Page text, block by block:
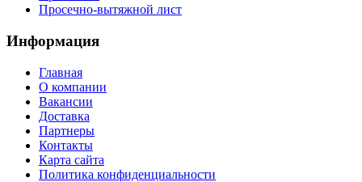
Просечно-вытяжной лист
Информация
Главная
О компании
Вакансии
Доставка
Партнеры
Контакты
Карта сайта
Политика конфиденциальности